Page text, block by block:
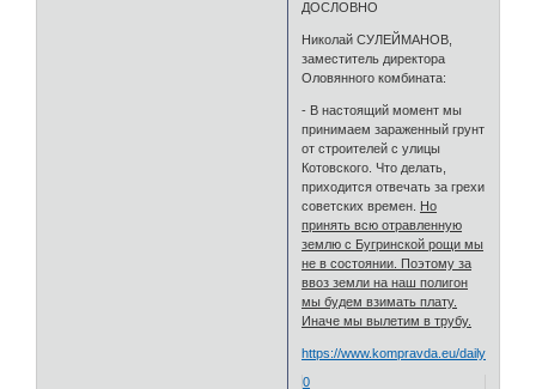
ДОСЛОВНО
Николай СУЛЕЙМАНОВ,
заместитель директора
Оловянного комбината:
- В настоящий момент мы
принимаем зараженный грунт
от строителей с улицы
Котовского. Что делать,
приходится отвечать за грехи
советских времен.
Но
принять всю отравленную
землю с Бугринской рощи мы
не в состоянии. Поэтому за
ввоз земли на наш полигон
мы будем взимать плату.
Иначе мы вылетим в трубу.
https://www.kompravda.eu/daily/23808/
0